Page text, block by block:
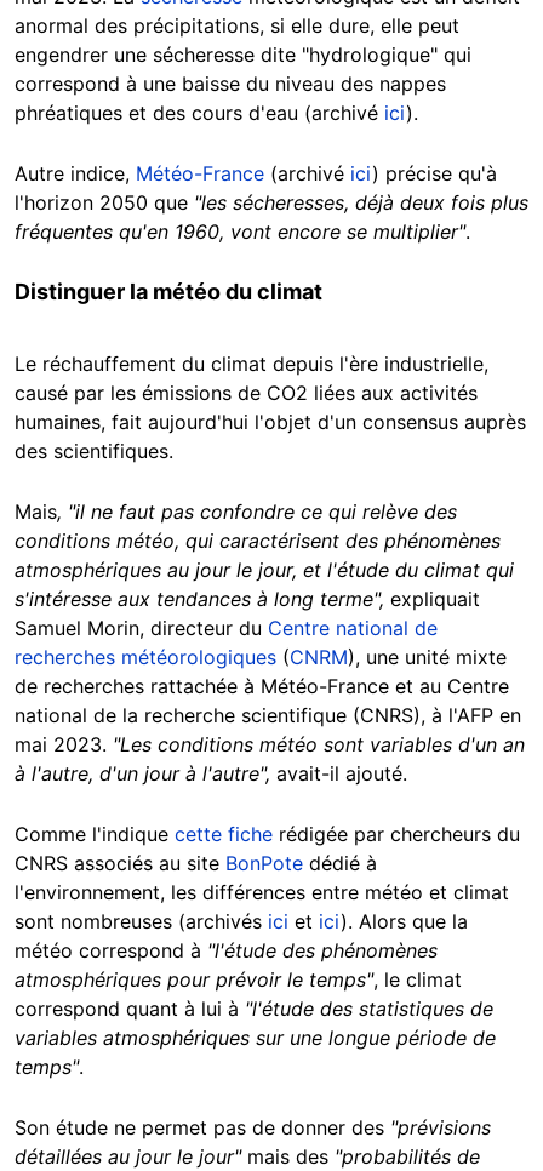
anormal des précipitations, si elle dure, elle peut
engendrer une sécheresse dite "hydrologique" qui
correspond à une baisse du niveau des nappes
phréatiques et des cours d'eau (archivé ici).
Autre indice, Météo-France (archivé ici) précise qu'à
l'horizon 2050 que "les sécheresses, déjà deux fois plus
fréquentes qu'en 1960, vont encore se multiplier".
Distinguer la météo du climat
Le réchauffement du climat depuis l'ère industrielle,
causé par les émissions de CO2 liées aux activités
humaines, fait aujourd'hui l'objet d'un consensus auprès
des scientifiques.
Mais, "il ne faut pas confondre ce qui relève des
conditions météo, qui caractérisent des phénomènes
atmosphériques au jour le jour, et l'étude du climat qui
s'intéresse aux tendances à long terme", expliquait
Samuel Morin, directeur du Centre national de
recherches météorologiques (CNRM), une unité mixte
de recherches rattachée à Météo-France et au Centre
national de la recherche scientifique (CNRS), à l'AFP en
mai 2023. "Les conditions météo sont variables d'un an
à l'autre, d'un jour à l'autre", avait-il ajouté.
Comme l'indique cette fiche rédigée par chercheurs du
CNRS associés au site BonPote dédié à
l'environnement, les différences entre météo et climat
sont nombreuses (archivés ici et ici). Alors que la
météo correspond à "l'étude des phénomènes
atmosphériques pour prévoir le temps", le climat
correspond quant à lui à "l'étude des statistiques de
variables atmosphériques sur une longue période de
temps".
Son étude ne permet pas de donner des "prévisions
détaillées au jour le jour"mais des "probabilités de